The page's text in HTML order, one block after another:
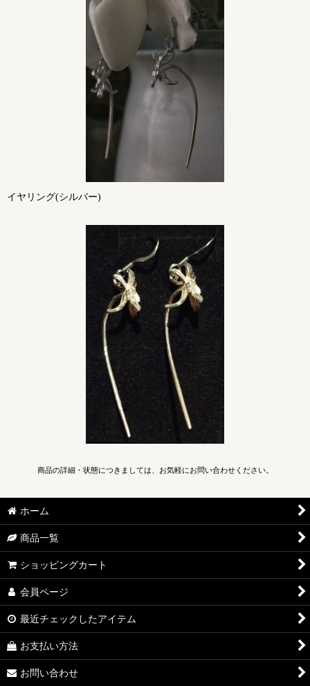
イヤリング(シルバー)
商品の詳細・状態につきましては、お気軽にお問い合わせください。
ホーム
商品一覧
ショッピングカート
会員ページ
最近チェックしたアイテム
お支払い方法
お問い合わせ